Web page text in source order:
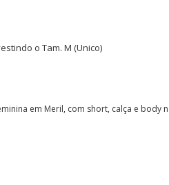
o Tam. M (Unico)
em Meril, com short, calça e body